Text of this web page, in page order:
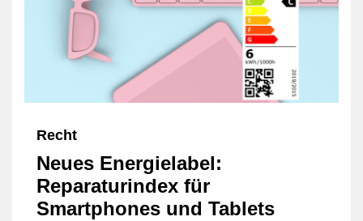
Recht
Neues Energielabel:
Reparaturindex für
Smartphones und Tablets